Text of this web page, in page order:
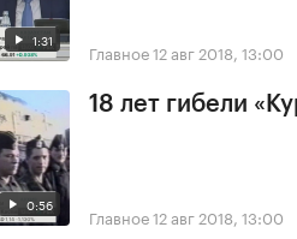
1:31 Главное12 авг 2018, 13:00
0:56
18 лет гибели
Главное12 авг 2018, 13:00